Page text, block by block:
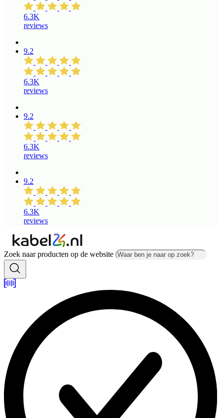
6.3K
reviews
9.2
6.3K
reviews
9.2
6.3K
reviews
9.2
6.3K
reviews
Zoek naar producten op de website